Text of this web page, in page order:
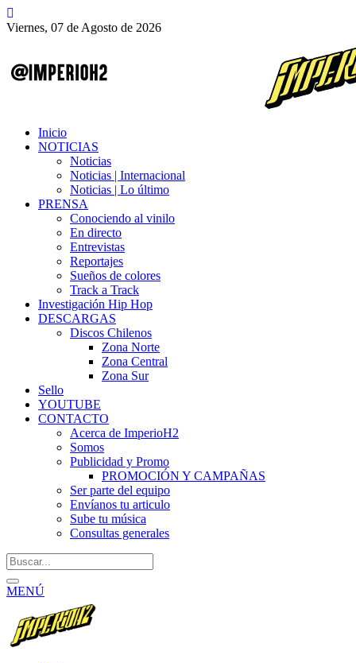
Viernes, 07 de Agosto de 2026
Inicio
NOTICIAS
Noticias
Noticias | Internacional
Noticias | Lo último
PRENSA
Conociendo al vinilo
En directo
Entrevistas
Reportajes
Sueños de colores
Track a Track
Investigación Hip Hop
DESCARGAS
Discos Chilenos
Zona Norte
Zona Central
Zona Sur
Sello
YOUTUBE
CONTACTO
Acerca de ImperioH2
Somos
Publicidad y Promo
PROMOCIÓN Y CAMPAÑAS
Ser parte del equipo
Envíanos tu articulo
Sube tu música
Consultas generales
MENÚ